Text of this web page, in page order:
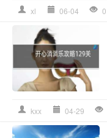
xl 06-04 0
kxx 04-29